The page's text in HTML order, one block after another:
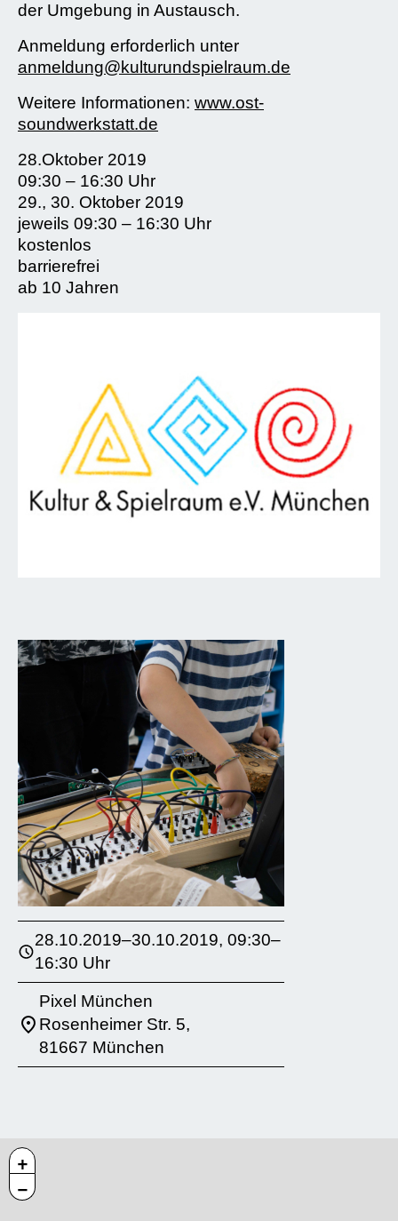
der Umgebung in Austausch.
Anmeldung erforderlich unter
anmeldung@kulturundspielraum.de
Weitere Informationen: www.ost-
soundwerkstatt.de
28.Oktober 2019
09:30 – 16:30 Uhr
29., 30. Oktober 2019
jeweils 09:30 – 16:30 Uhr
kostenlos
barrierefrei
ab 10 Jahren
28.10.2019–30.10.2019, 09:30–
16:30 Uhr
Pixel München
Rosenheimer Str. 5,
81667 München
+
−